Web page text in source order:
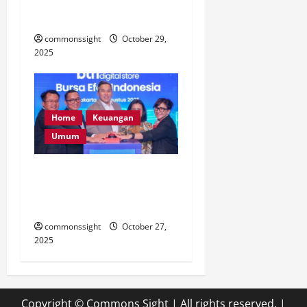
commonssight
October 29,
2025
Home
Keuangan
Umum
commonssight
October 27,
2025
Copyright © Commons Sight | All rights reserved. |